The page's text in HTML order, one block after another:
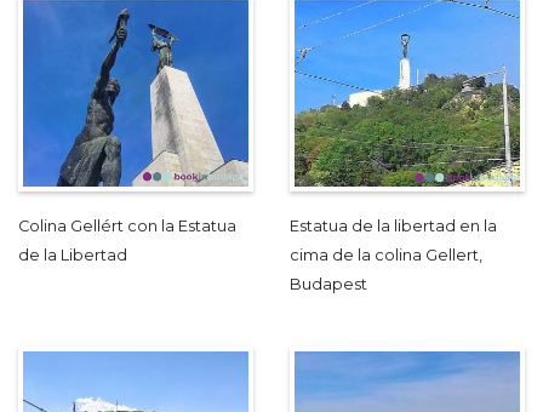
Colina Gellért con la Estatua
de la Libertad
Estatua de la libertad en la
cima de la colina Gellert,
Budapest